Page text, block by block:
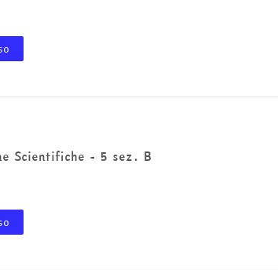
Scientifiche - 5 sez. B